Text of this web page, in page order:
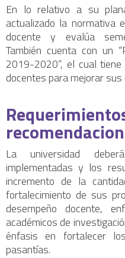
En lo relativo a su
actualizado la normativa
docente y evalúa
También cuenta con un
2019-2020”, el cual
docentes para mejorar
La universidad
implementadas y los
incremento de la
fortalecimiento de sus
desempeño docente,
académicos de
énfasis en fortalecer
pasantías.